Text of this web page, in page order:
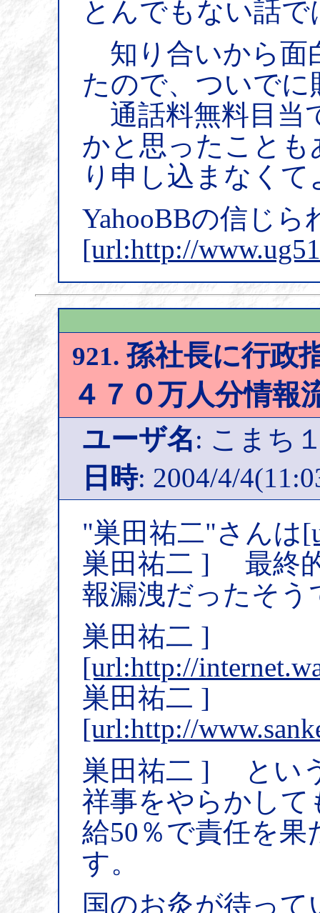
とんでもない話
知り合いから面
たので、ついで
通話料無料目当
かと思ったこと
り申し込まなく
YahooBBの信じ
[url:http://
921. 孫社長に行政
４７０万人分情報
ユーザ名: こまち
日時: 2004/4/
"巣田祐二"さんは
巣田祐二 ] 最終
報漏洩だったそう
巣田祐二 ]
[url:http://
巣田祐二 ]
[url:http://
巣田祐二 ] とい
祥事をやらかして
給50％で責任を
す。
国のお灸が待っ